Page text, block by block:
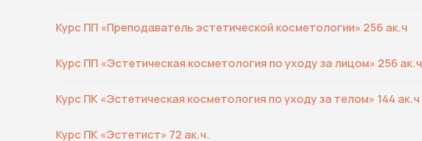
Курс ПП «Преподаватель эстетической косметологии» 256 ак.ч
Курс ПП «Эстетическая косметология по уходу за лицом» 256 ак.ч
Курс ПК «Эстетическая косметология по уходу за телом» 144 ак.ч
Курс ПК «Эстетист» 72 ак.ч.